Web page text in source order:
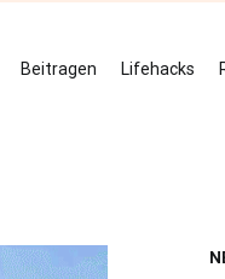
Beitragen Lifehacks